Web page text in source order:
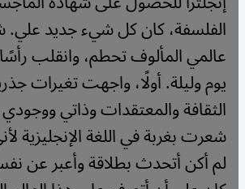
الفلسفة، كان كل شيء جديد
عالمي المألوف تحطم، وانقلب
يوم وليلة. أولًا، واجهت تغيرات
الثقافة والمعتقدات وذاتي
شعرت بغربة في اللغة الإنجليزية
لم أكن أتحدث بطلاقة وأعبر عن